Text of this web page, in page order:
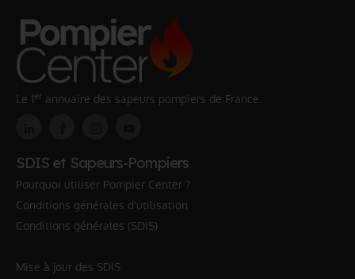
Le 1er annuaire des sapeurs pompiers de France.
SDIS et Sapeurs-Pompiers
Pourquoi utiliser Pompier Center ?
Conditions générales d'utilisation
Conditions générales (SDIS)
Mise à jour des SDIS